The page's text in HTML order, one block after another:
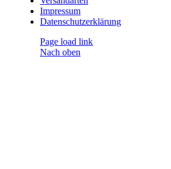
Impressum
Datenschutzerklärung
Page load link
Nach oben